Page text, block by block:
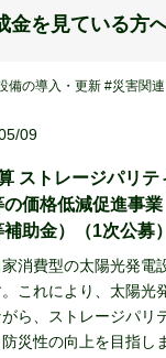
金を見ている方
備の導入・更新 #災害関
09
ストレージパリテ
価格低減促進事
助金）（1次公募）
消費型の太陽光発電
これにより、太陽光
ら、ストレージパリ
災性の向上を目指し